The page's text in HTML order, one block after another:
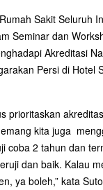
Sakit Seluruh
Seminar dan
Akreditasi
Persi di Hotel
prioritaskan
kita juga
coba 2 tahun dan
dan baik. Kalau
ya boleh,” kata